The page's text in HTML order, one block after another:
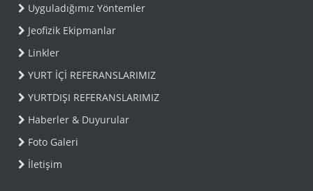
Uyguladığımız Yöntemler
Jeofizik Ekipmanlar
Linkler
YURT İÇİ REFERANSLARIMIZ
YURTDIŞI REFERANSLARIMIZ
Haberler & Duyurular
Foto Galeri
İletişim